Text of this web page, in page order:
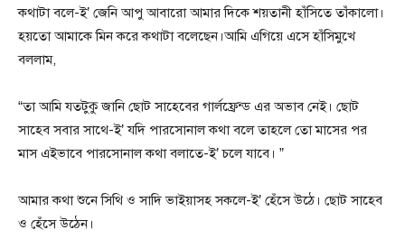
কথাটা বলে-ই’ জেনি আপু আবারো আমার দিকে শয়তানী হাঁসিতে তাঁকালো।
হয়তো আমাকে মিন করে কথাটা বলেছেন।আমি এগিয়ে এসে হাঁসিমুখে
বললাম,
“তা আমি যতটুকু জানি ছোট সাহেবের গার্লফ্রেন্ড এর অভাব নেই। ছোট
সাহেব সবার সাথে-ই’ যদি পারসোনাল কথা বলে তাহলে তো মাসের পর
মাস এইভাবে পারসোনাল কথা বলাতে-ই’ চলে যাবে। ”
আমার কথা শুনে সিথি ও সাদি ভাইয়াসহ সকলে-ই’ হেঁসে উঠে। ছোট সাহেব
ও হেঁসে উঠেন।